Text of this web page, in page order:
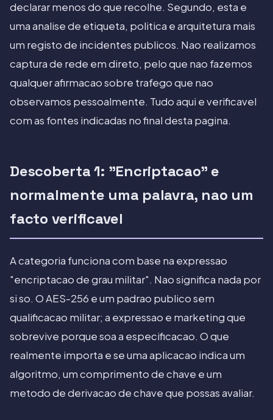
declarar menos do que recolhe. Segundo, esta e
uma analise de etiqueta, politica e arquitetura mais
um registo de incidentes publicos. Nao realizamos
captura de rede em direto, pelo que nao fazemos
qualquer afirmacao sobre trafego que nao
observamos pessoalmente. Tudo aqui e verificavel
com as fontes indicadas no final desta pagina.
Descoberta 1: "Encriptacao" e
normalmente uma palavra, nao um
facto verificavel
A categoria funciona com base na expressao
"encriptacao de grau militar". Nao significa nada por
si so. O AES-256 e um padrao publico sem
qualificacao militar; a expressao e marketing que
sobrevive porque soa a especificacao. O que
realmente importa e se uma aplicacao indica um
algoritmo, um comprimento de chave e um
metodo de derivacao de chave que possas avaliar.